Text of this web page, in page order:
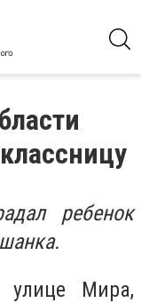
ребенок
Мира,